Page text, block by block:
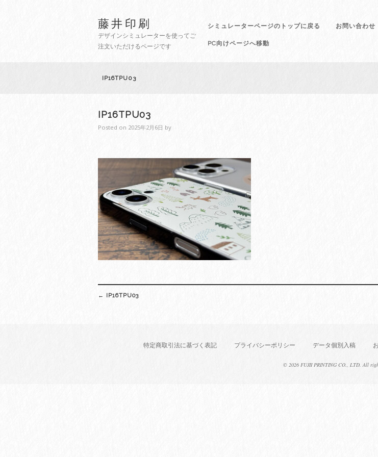
藤井印刷
デザインシミュレーターを使ってご
注文いただけるページです
シミュレーターページのトップに戻る お問い合わせ
PC向けページへ移動
IP16TPU03
IP16TPU03
Posted on 2025年2月6日 by
navigation
← IP16TPU03
特定商取引法に基づく表記 プライバシーポリシー データ個別入稿
© 2026 FUJII PRINTING CO., LTD. All